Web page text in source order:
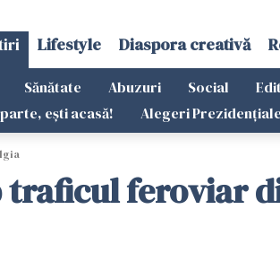
Lifestyle Diaspora creativă
Sănătate Abuzuri Social
ești acasă! Alegeri Prezidențiale
traficul feroviar